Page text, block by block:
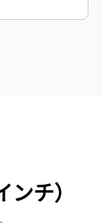
チ）